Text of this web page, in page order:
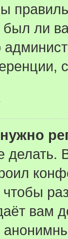
ли
чтобы
вам